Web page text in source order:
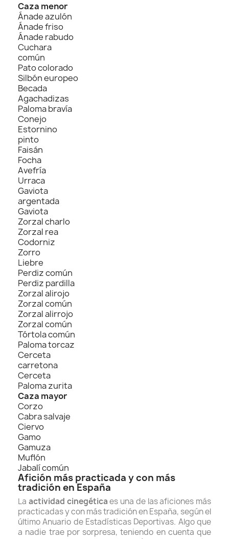
Caza menor
Ánade azulón
Ánade friso
Ánade rabudo
Cuchara
común
Pato colorado
Silbón europeo
Becada
Agachadizas
Paloma bravía
Conejo
Estornino
pinto
Faisán
Focha
Avefría
Urraca
Gaviota
argentada
Gaviota
Zorzal charlo
Zorzal rea
Codorniz
Zorro
Liebre
Perdiz común
Perdiz pardilla
Zorzal alirojo
Zorzal común
Zorzal alirrojo
Zorzal común
Tórtola común
Paloma torcaz
Cerceta
carretona
Cerceta
Paloma zurita
Caza mayor
Corzo
Cabra salvaje
Ciervo
Gamo
Gamuza
Muflón
Jabalí común
Afición más practicada y con más
tradición en España
La actividad cinegéticaes una de las aficiones más
practicadas y con más tradición en España, según el
último Anuario de Estadísticas Deportivas. Algo que
a nadie trae por sorpresa, teniendo en cuenta que